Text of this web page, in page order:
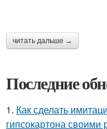
читать дальше →
Последние
1. Как сделать
гипсокартона своими